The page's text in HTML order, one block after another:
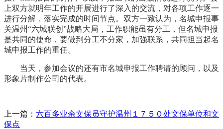
上双方就明年工作的开展进行了深入的交流，对各项工作逐一
进行分解，落实完成的时间节点。双方一致认为，名城申报事
关温州“六城联创”战略大局，工作职能虽有分工，但名城申报
是共同的使命，要做到分工不分家，加强联系，共同担当起名
城申报工作的重任。
当天，参加会议的还有市名城申报工作聘请的顾问，以及
形象片制作公司的代表。
上一篇： 六百多业余文保员守护温州１７５０处文保单位和文
保点